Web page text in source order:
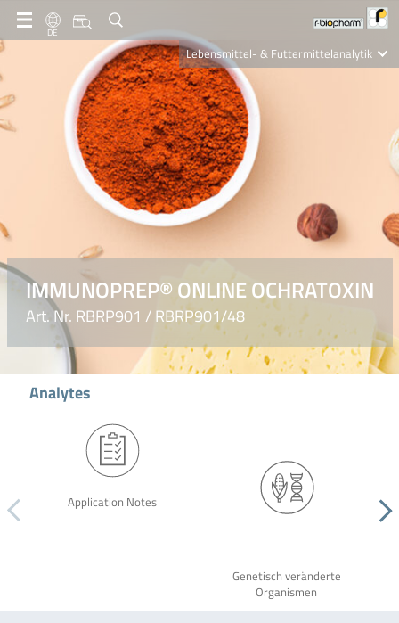
DE
Lebensmittel- & Futtermittelanalytik
Clinical Diagnostics
R-Biopharm AG
Nutrition Care
IMMUNOPREP® ONLINE OCHRATOXIN
Art. Nr. RBRP901 / RBRP901/48
Analytes
Application Notes
Genetisch veränderte
Organismen